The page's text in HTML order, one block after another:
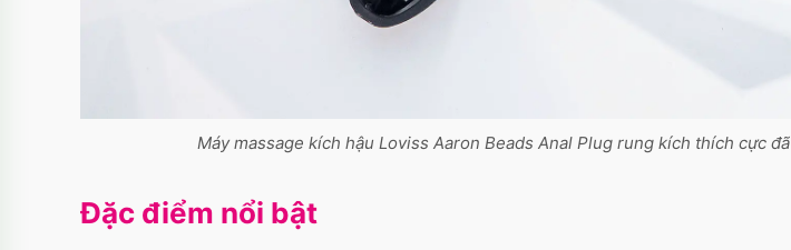
Máy massage kích hậu Loviss Aaron Beads Anal Plug rung kích thích cực đã
Đặc điểm nổi bật